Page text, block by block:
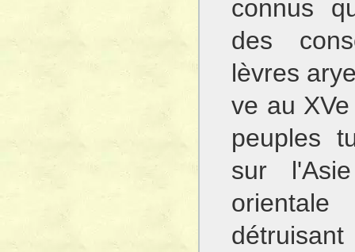
connus
des
lèvres
ve au
peuples
sur